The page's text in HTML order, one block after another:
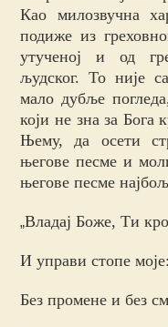
Као милозвучна
подиже из
утученој и од
људског. То није
мало дубље
који не зна за
Њему, да осети
његове песме и
његове песме
„Владај Боже, Ти
И управи стопе
Без промене и без